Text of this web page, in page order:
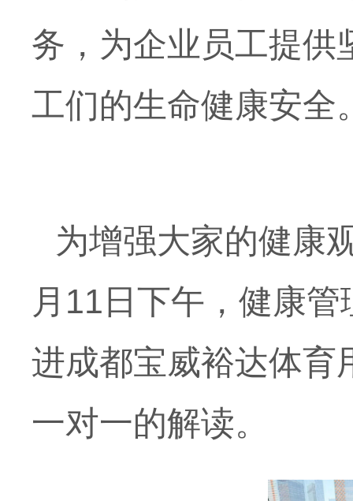
务，为企业员工提供
工们的生命健康安全
为增强大家的健康
月11日下午，健康
进成都宝威裕达体育
一对一的解读。